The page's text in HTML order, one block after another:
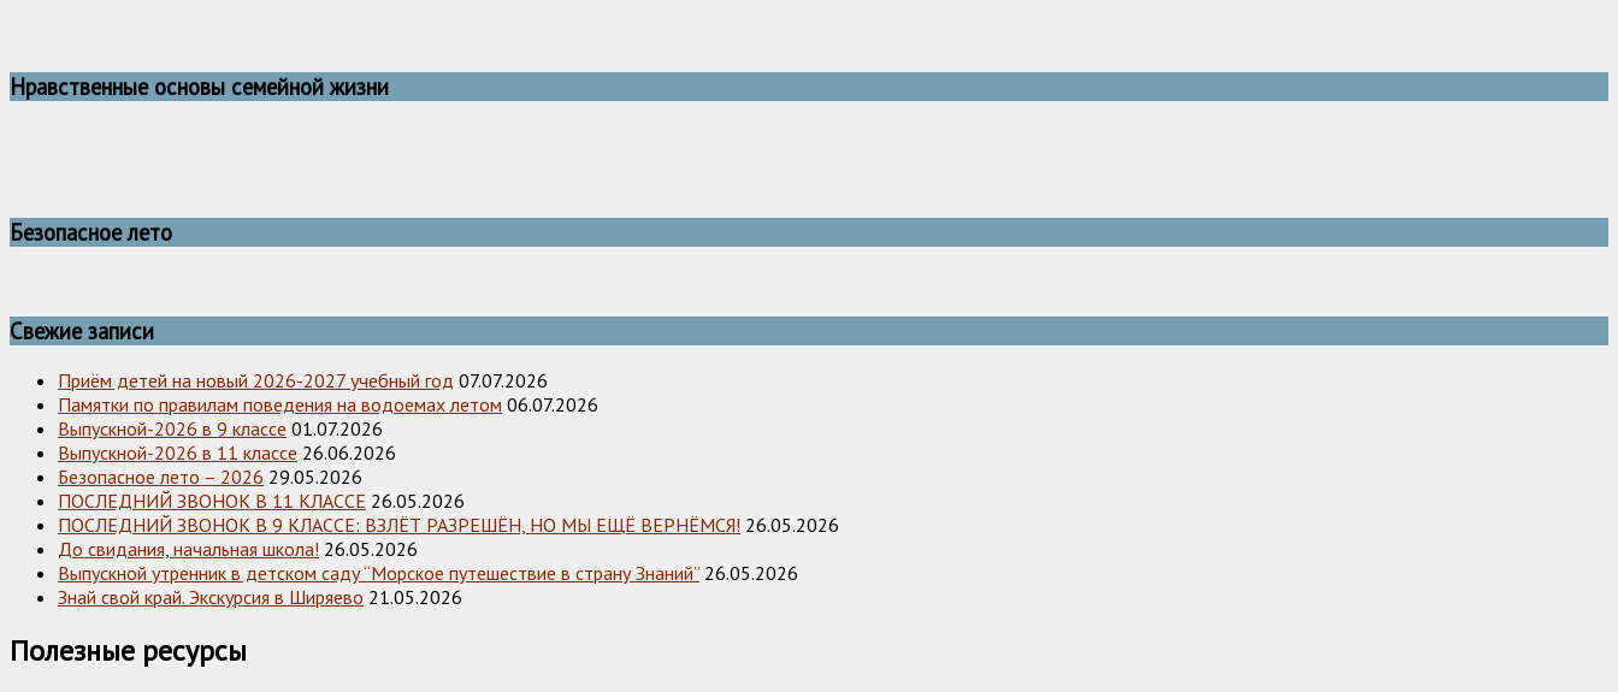
Нравственные основы семейной жизни
Безопасное лето
Свежие записи
Приём детей на новый 2026-2027 учебный год 07.07.2026
Памятки по правилам поведения на водоемах летом 06.07.2026
Выпускной-2026 в 9 классе 01.07.2026
Выпускной-2026 в 11 классе 26.06.2026
Безопасное лето – 2026 29.05.2026
ПОСЛЕДНИЙ ЗВОНОК В 11 КЛАССЕ 26.05.2026
ПОСЛЕДНИЙ ЗВОНОК В 9 КЛАССЕ: ВЗЛЁТ РАЗРЕШЁН, НО МЫ ЕЩЁ ВЕРНЁМСЯ! 26.05.2026
До свидания, начальная школа! 26.05.2026
Выпускной утренник в детском саду “Морское путешествие в страну Знаний” 26.05.2026
Знай свой край. Экскурсия в Ширяево 21.05.2026
Полезные ресурсы